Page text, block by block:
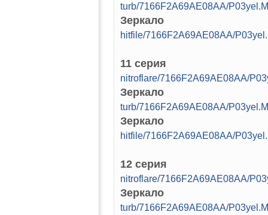
turb/7166F2A69AE08AA/
Зеркало
hitfile/7166F2A69AE08AA/
11 серия
nitroflare/7166F2A69AE08AA/
Зеркало
turb/7166F2A69AE08AA/
Зеркало
hitfile/7166F2A69AE08AA/
12 серия
nitroflare/7166F2A69AE08AA/
Зеркало
turb/7166F2A69AE08AA/